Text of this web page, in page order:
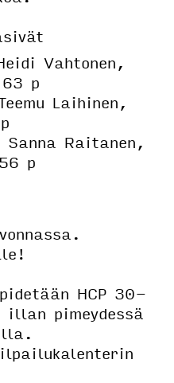
Vahtonen,
p
Laihinen,
Raitanen,
p
HCP 30-
pimeydessä